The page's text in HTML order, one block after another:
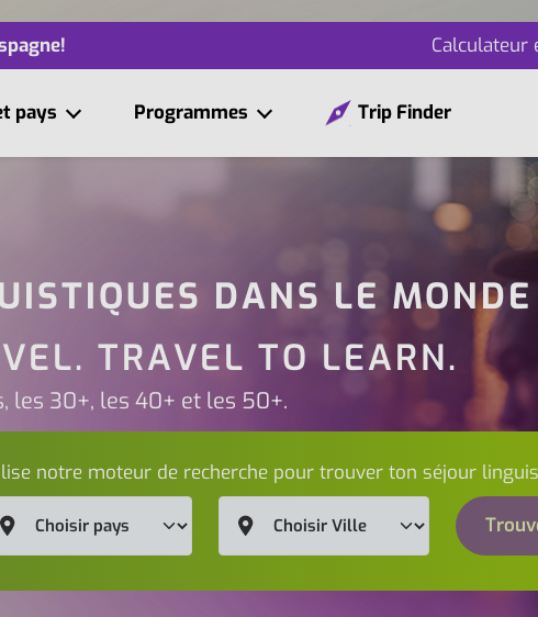
Calculateur
pays Programmes Trip Finder
DANS LE
TRAVEL TO LEARN.
les 30+, les 40+ et les 50+.
notre moteur de recherche pour trouver ton séjour